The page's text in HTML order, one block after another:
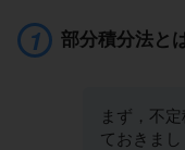
部分積分法と
まず，不
ておきまし